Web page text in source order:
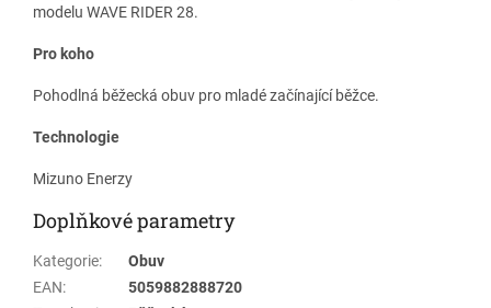
modelu WAVE RIDER 28.
Pro koho
Pohodlná běžecká obuv pro mladé začínající běžce.
Technologie
Mizuno Enerzy
Doplňkové parametry
Kategorie:
Obuv
EAN:
5059882888720